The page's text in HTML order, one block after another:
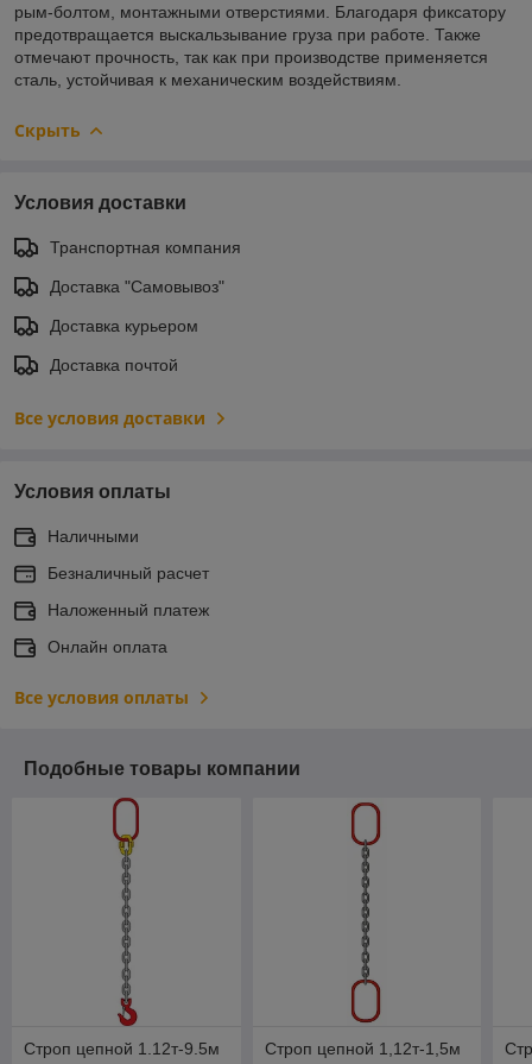
рым-болтом, монтажными отверстиями. Благодаря фиксатору
предотвращается выскальзывание груза при работе. Также
отмечают прочность, так как при производстве применяется
сталь, устойчивая к механическим воздействиям.
Скрыть
Условия доставки
Транспортная компания
Доставка "Самовывоз"
Доставка курьером
Доставка почтой
Все условия доставки
Условия оплаты
Наличными
Безналичный расчет
Наложенный платеж
Онлайн оплата
Все условия оплаты
Подобные товары компании
Строп цепной 1.12т-9.5м Строп цепной 1,12т-1,5м